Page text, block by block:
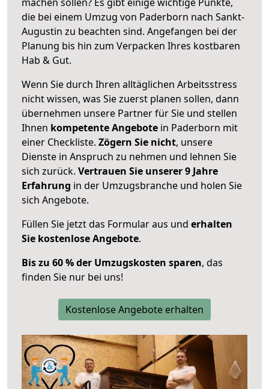
die bei einem Umzug von Paderborn nach Sankt-
Augustin zu beachten sind. Angefangen bei der
Planung bis hin zum Verpacken Ihres kostbaren
Hab & Gut.
Wenn Sie durch Ihren alltäglichen Arbeitsstress
nicht wissen, was Sie zuerst planen sollen, dann
übernehmen unsere Partner für Sie und stellen
Ihnen kompetente Angebote in Paderborn mit
einer Checkliste. Zögern Sie nicht, unsere
Dienste in Anspruch zu nehmen und lehnen Sie
sich zurück. Vertrauen Sie unserer 9 Jahre
Erfahrung in der Umzugsbranche und holen Sie
sich Angebote.
Füllen Sie jetzt das Formular aus und erhalten
Sie kostenlose Angebote.
Bis zu 60 % der Umzugskosten sparen, das
finden Sie nur bei uns!
Kostenlose Angebote erhalten